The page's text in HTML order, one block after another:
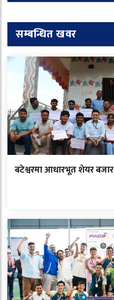
सम्बन्धित खवर
बटेश्वरमा आधारभूत शेयर बजार